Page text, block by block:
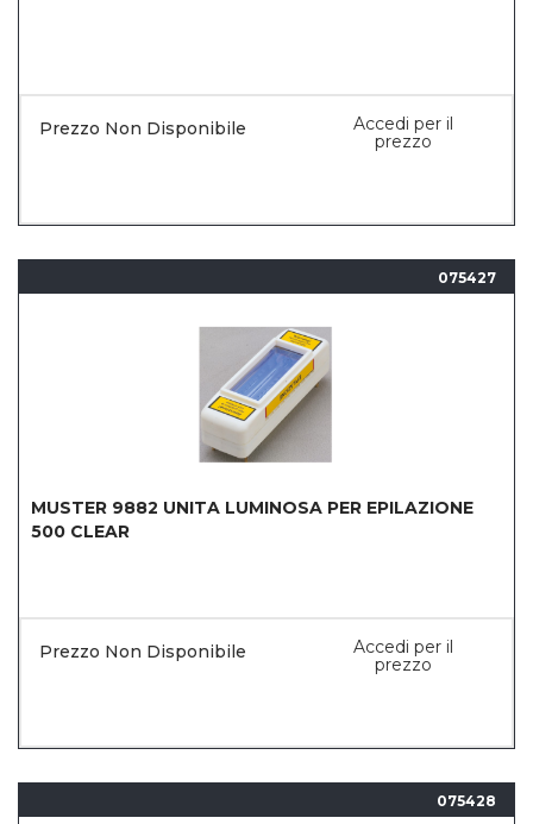
Prezzo Non Disponibile
Accedi per il
prezzo
075427
MUSTER 9882 UNITA LUMINOSA PER EPILAZIONE
500 CLEAR
Prezzo Non Disponibile
Accedi per il
prezzo
075428